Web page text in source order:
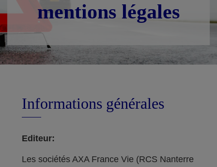
mentions légales
Informations générales
Editeur:
Les sociétés AXA France Vie (RCS Nanterre